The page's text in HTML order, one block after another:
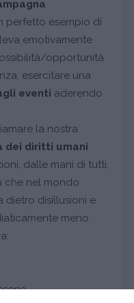
perfetto esempio di
emotivamente
opportunità
esercitare una
eventi aderendo
la nostra
dei diritti umani
dalle mani di tutti,
che nel mondo
dietro disillusioni e
meno